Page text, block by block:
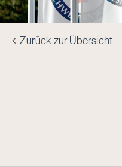
Zurück zur Übersicht